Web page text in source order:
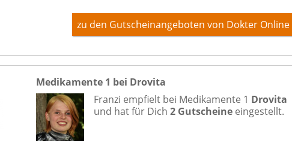
zu den Gutscheinangeboten von Dokter Online
Medikamente 1 bei Drovita
Franzi empfielt bei Medikamente 1 Drovita
und hat für Dich 2 Gutscheineeingestellt.